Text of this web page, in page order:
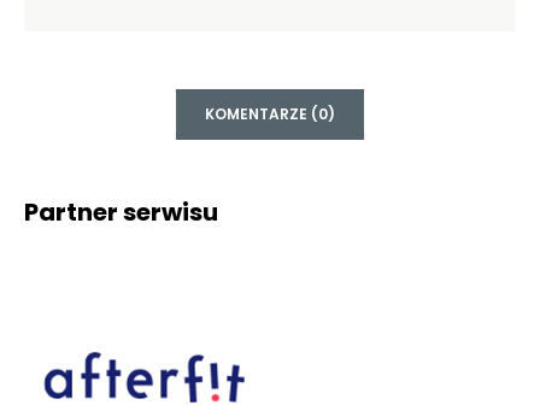
KOMENTARZE (0)
Partner serwisu